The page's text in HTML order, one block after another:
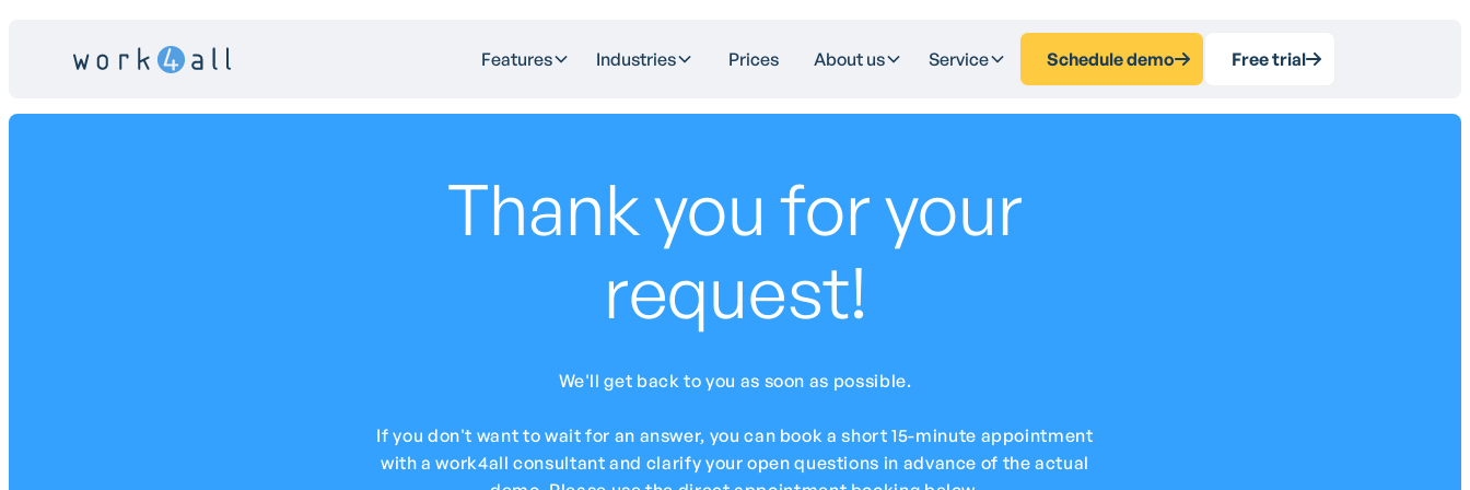
Features Industries Prices About us Service Schedule demo Free trial
Thank you for your
request!
We'll get back to you as soon as possible.
If you don't want to wait for an answer, you can book a short 15-minute appointment
with a work4all consultant and clarify your open questions in advance of the actual